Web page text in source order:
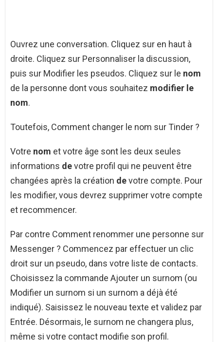
Ouvrez une conversation. Cliquez sur en haut à
droite. Cliquez sur Personnaliser la discussion,
puis sur Modifier les pseudos. Cliquez sur le nom
de la personne dont vous souhaitez modifier le
nom.
Toutefois, Comment changer le nom sur Tinder ?
Votre nom et votre âge sont les deux seules
informations devotre profil qui ne peuvent être
changées après la création devotre compte. Pour
les modifier, vous devrez supprimer votre compte
et recommencer.
Par contre Comment renommer une personne sur
Messenger ? Commencez par effectuer un clic
droit sur un pseudo, dans votre liste de contacts.
Choisissez la commande Ajouter un surnom (ou
Modifier un surnom si un surnom a déjà été
indiqué). Saisissez le nouveau texte et validez par
Entrée. Désormais, le surnom ne changera plus,
même si votre contact modifie son profil.